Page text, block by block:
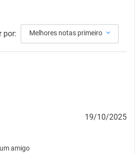
por: Melhores notas primeiro
19/10/2025
amigo